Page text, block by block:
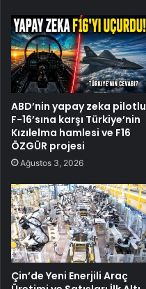
ABD’nin yapay zeka pilotlu
F-16’sına karşı Türkiye’nin
Kızılelma hamlesi ve F16
ÖZGÜR projesi
Ağustos 3, 2026
Çin’de Yeni Enerjili Araç